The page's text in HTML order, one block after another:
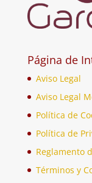
Página de
Aviso Legal
Aviso Legal
Política de
Política de
Reglamento
Términos y